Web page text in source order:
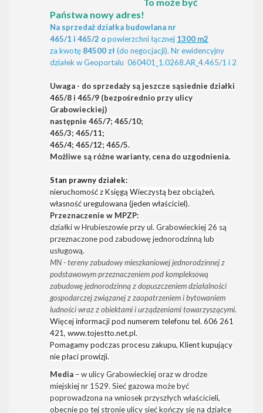
Państwa nowy adres!
Na sprzedaż działka budowlana nr
465/1 i 465/2 opowierzchni łącznej 1300 m2
za kwotę 84500 zł (do negocjacji). Nr ewidencyjny
działek w Geoportalu 060401_1.0268.AR_4.465/1 i 2
Uwaga - do sprzedaży są jeszcze sąsiednie działki
465/8 i 465/9 (bezpośrednio przy ulicy
Grabowieckiej)
następnie 465/7; 465/10;
465/3; 465/11;
465/4; 465/12; 465/5.
Możliwe są różne warianty, cena do uzgodnienia.
Stan prawny działek:
nieruchomość z Księgą Wieczystą bez obciążeń,
własność uregulowana (jeden właściciel).
Przeznaczenie w MPZP:
działki w Hrubieszowie przy ul. Grabowieckiej 26 są
przeznaczone pod zabudowę jednorodzinną lub
usługową.
MN - tereny zabudowy mieszkaniowej jednorodzinnej z
podstawowym przeznaczeniem pod kompleksową
zabudowę jednorodzinną z dopuszczeniem działalności
gospodarczej związanej z zaopatrzeniem i bytowaniem
ludności wraz z obiektami i urządzeniami towarzyszącymi.
Więcej informacji pod numerem telefonu tel. 606 261
421, www.tojestto.net.pl.
Pomagamy podczas procesu zakupu, Klient kupujący
nie płaci prowizji.
Media – w ulicy Grabowieckiej oraz w drodze
miejskiej nr 1529. Sieć gazowa może być
poprowadzona na wniosek przyszłych właścicieli,
obecnie po tej stronie ulicy sieć kończy się na działce